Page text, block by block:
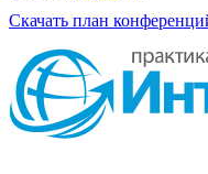
Скачать план